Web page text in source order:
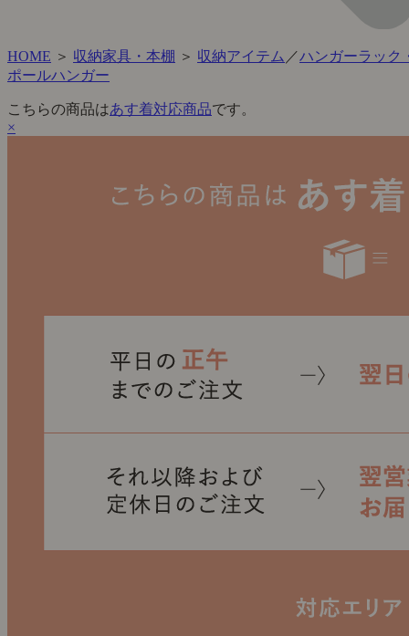
HOME ＞ 収納家具・本棚 ＞ 収納アイテム ／ハンガーラック
ポールハンガー
こちらの商品はあす着対応商品です。
×